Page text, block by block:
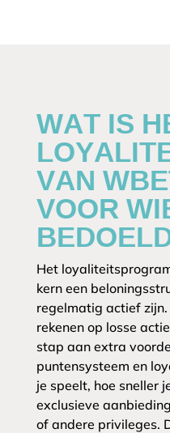
WAT IS
VAN
VOOR
Het
kern een
regelmatig actief
rekenen op losse
stap aan extra
puntensysteem en
je speelt, hoe sneller
exclusieve
of andere privileges.